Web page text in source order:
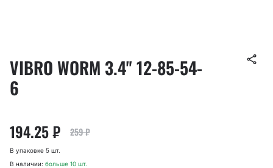
VIBRO WORM 3.4" 12-85-54-
6
194.25₽ 259₽
В упаковке 5 шт.
В наличии: больше 10 шт.